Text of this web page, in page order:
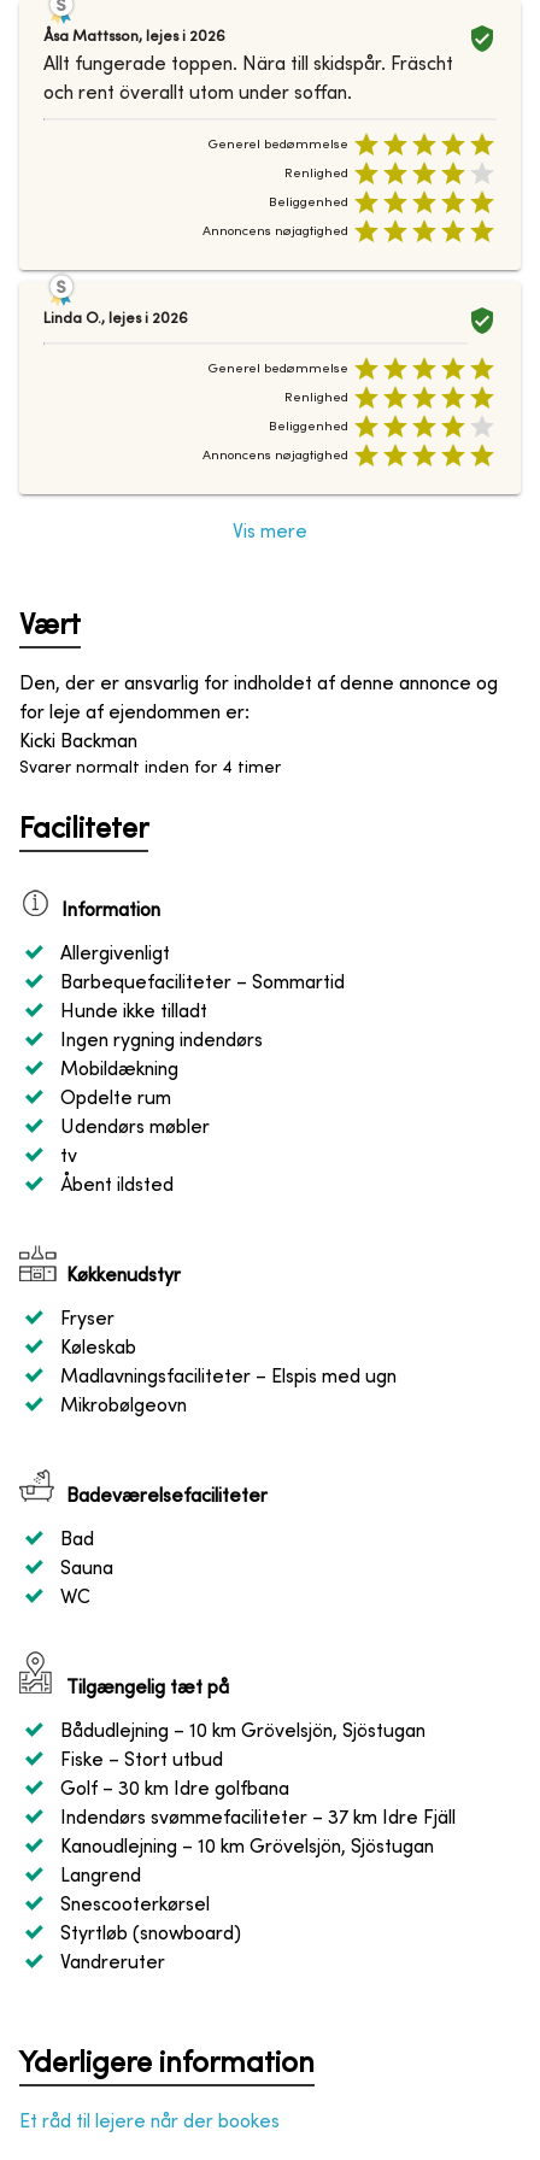
Åsa Mattsson, lejes i 2026
Allt fungerade toppen. Nära till skidspår. Fräscht
och rent överallt utom under soffan.
Generel bedømmelse
Renlighed
Beliggenhed
Annoncens nøjagtighed
Linda O., lejes i 2026
Generel bedømmelse
Renlighed
Beliggenhed
Annoncens nøjagtighed
Vis mere
Vært
Den, der er ansvarlig for indholdet af denne annonce og
for leje af ejendommen er:
Kicki Backman
Svarer normalt inden for 4 timer
Faciliteter
Information
Allergivenligt
Barbequefaciliteter – Sommartid
Hunde ikke tilladt
Ingen rygning indendørs
Mobildækning
Opdelte rum
Udendørs møbler
tv
Åbent ildsted
Køkkenudstyr
Fryser
Køleskab
Madlavningsfaciliteter – Elspis med ugn
Mikrobølgeovn
Badeværelsefaciliteter
Bad
Sauna
WC
Tilgængelig tæt på
Bådudlejning – 10 km Grövelsjön, Sjöstugan
Fiske – Stort utbud
Golf – 30 km Idre golfbana
Indendørs svømmefaciliteter – 37 km Idre Fjäll
Kanoudlejning – 10 km Grövelsjön, Sjöstugan
Langrend
Snescooterkørsel
Styrtløb (snowboard)
Vandreruter
Yderligere information
Et råd til lejere når der bookes